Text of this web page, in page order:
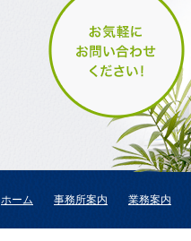
ホーム 事務所案内 業務案内